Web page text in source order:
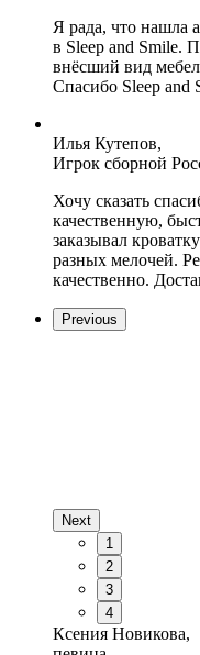
Я рада, что нашла
в Sleep and Smile.
внёсший вид
Спасибо Sleep and
Илья Кутепов,
Игрок сборной
Хочу сказать
качественную,
заказывал
разных мелочей.
качественно.
Previous
Next
1
2
3
4
Ксения Новикова,